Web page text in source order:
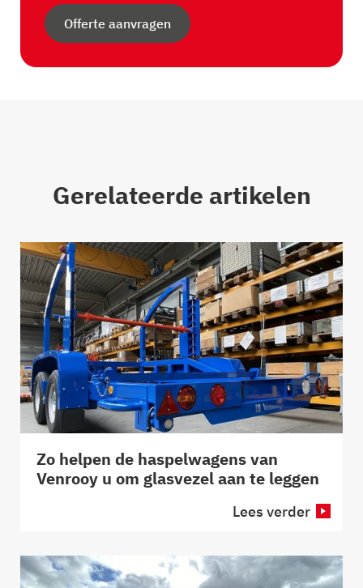
Offerte aanvragen
Gerelateerde artikelen
Zo helpen de haspelwagens van
Venrooy u om glasvezel aan te leggen
Lees verder